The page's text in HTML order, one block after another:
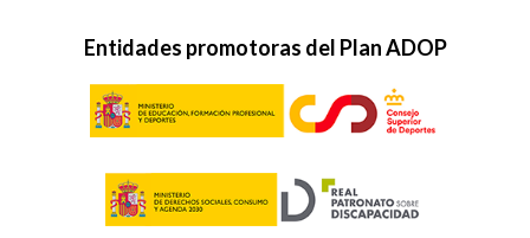
Entidades promotoras del Plan ADOP